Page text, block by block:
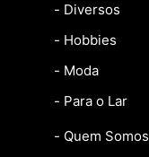
- Diversos
- Hobbies
- Moda
- Para o Lar
- Quem Somos